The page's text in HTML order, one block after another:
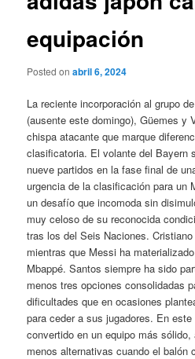
equipación
Posted onabril 6, 2024
La reciente incorporación al grupo
(ausente este domingo), Güemes y
chispa atacante que marque
clasificatoria. El volante del Bayern
nueve partidos en la fase final de
urgencia de la clasificación para un
un desafío que incomoda sin
muy celoso de su reconocida
tras los del Seis Naciones.
mientras que Messi ha
Mbappé. Santos siempre ha sido
menos tres opciones consolidadas
dificultades que en ocasiones
para ceder a sus jugadores. En
convertido en un equipo más
menos alternativas cuando el balón